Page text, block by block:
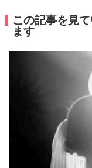
この記事を見
ます